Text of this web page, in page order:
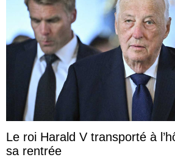
Le roi Harald V transporté à
sa rentrée